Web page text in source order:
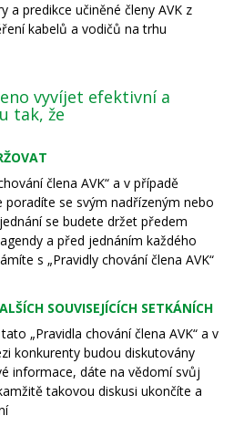
a predikce učiněné členy AVK z
kabelů a vodičů na trhu
vyvíjet efektivní a
tak, že
člena AVK“ a v případě
poradíte se svým nadřízeným nebo
se budete držet předem
a před jednáním každého
s „Pravidly chování člena AVK“
SOUVISEJÍCÍCH SETKÁNÍCH
„Pravidla chování člena AVK“ a v
konkurenty budou diskutovány
informace, dáte na vědomí svůj
takovou diskusi ukončíte a